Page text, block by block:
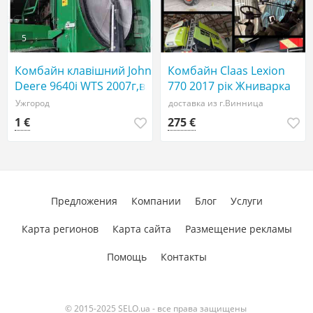
5
Комбайн клавішний John
Deere 9640i WTS 2007г,в.
двигун потужн-280к.с.
напрацювання-1560\970м.ч.
Ужгород
1 €
Комбайн Claas Lexion
770 2017 рік Жниварка
10,80 м Vario з ріпаком, \
доставка из г.Винница
275 €
© 2015-2025 SELO.ua - все права защищены
Предложения Компании Блог Услуги
Карта регионов Карта сайта Размещение рекламы
Помощь Контакты